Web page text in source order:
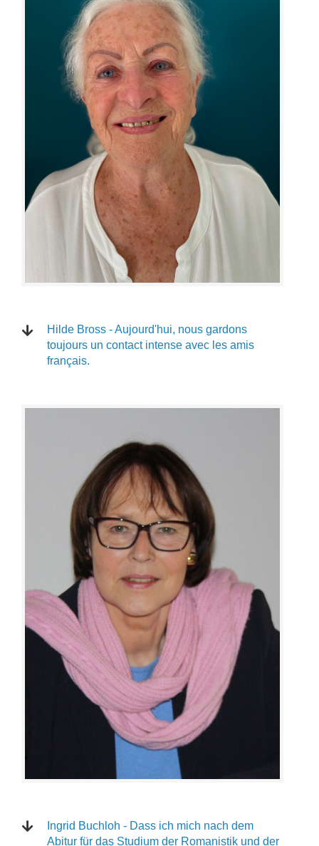
Hilde Bross - Aujourd'hui, nous gardons
toujours un contact intense avec les amis
français.
Ingrid Buchloh - Dass ich mich nach dem
Abitur für das Studium der Romanistik und der